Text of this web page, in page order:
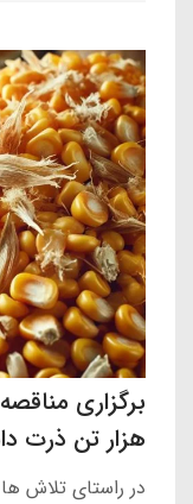
هزار تن ذرت
در راستای تلاش ها